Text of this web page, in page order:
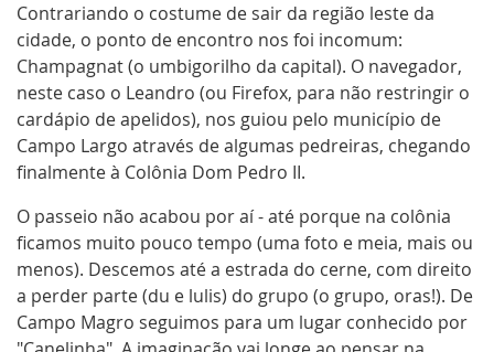
Contrariando o costume de sair da região leste da
cidade, o ponto de encontro nos foi incomum:
Champagnat (o umbigorilho da capital). O navegador,
neste caso o Leandro (ou Firefox, para não restringir o
cardápio de apelidos), nos guiou pelo município de
Campo Largo através de algumas pedreiras, chegando
finalmente à Colônia Dom Pedro II.
O passeio não acabou por aí - até porque na colônia
ficamos muito pouco tempo (uma foto e meia, mais ou
menos). Descemos até a estrada do cerne, com direito
a perder parte (du e lulis) do grupo (o grupo, oras!). De
Campo Magro seguimos para um lugar conhecido por